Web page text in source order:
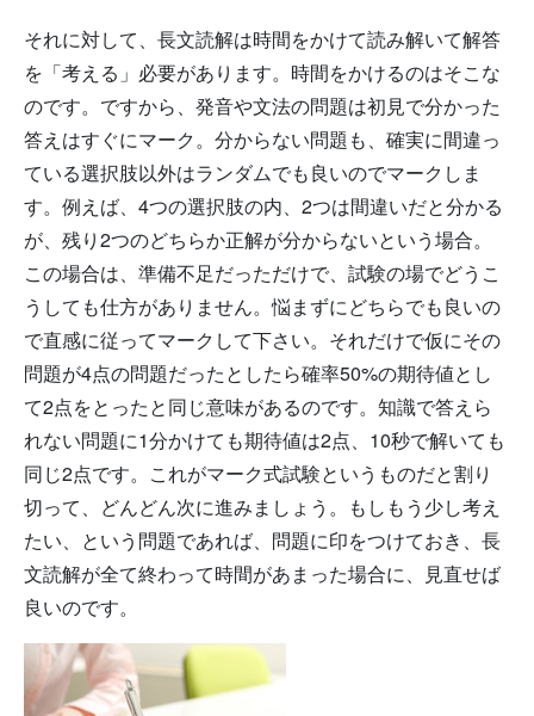
それに対して、長文読解は時間をかけて読み解いて解答
を「考える」必要があります。時間をかけるのはそこな
のです。ですから、発音や文法の問題は初見で分かった
答えはすぐにマーク。分からない問題も、確実に間違っ
ている選択肢以外はランダムでも良いのでマークしま
す。例えば、4つの選択肢の内、2つは間違いだと分かる
が、残り2つのどちらか正解が分からないという場合。
この場合は、準備不足だっただけで、試験の場でどうこ
うしても仕方がありません。悩まずにどちらでも良いの
で直感に従ってマークして下さい。それだけで仮にその
問題が4点の問題だったとしたら確率50%の期待値とし
て2点をとったと同じ意味があるのです。知識で答えら
れない問題に1分かけても期待値は2点、10秒で解いても
同じ2点です。これがマーク式試験というものだと割り
切って、どんどん次に進みましょう。もしもう少し考え
たい、という問題であれば、問題に印をつけておき、長
文読解が全て終わって時間があまった場合に、見直せば
良いのです。